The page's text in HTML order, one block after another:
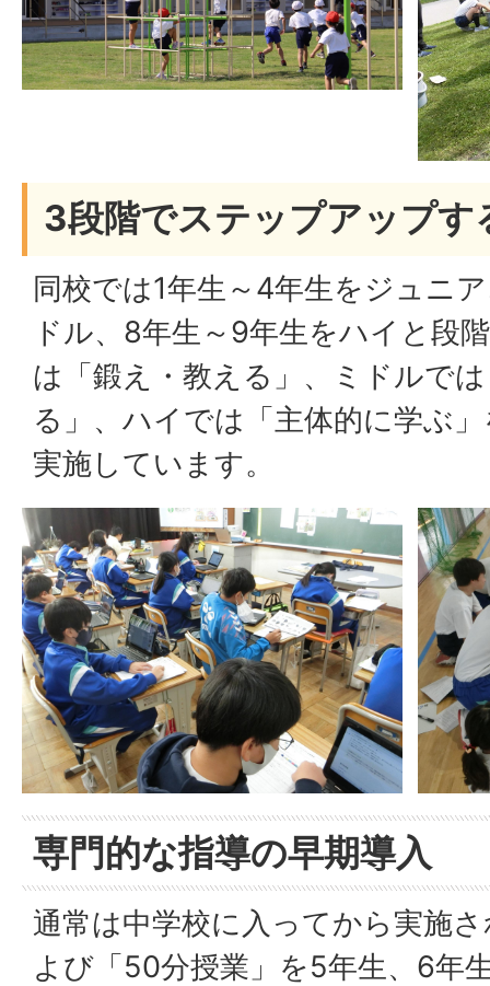
3段階でステップアップす
同校では1年生～4年生をジュニ
ドル、8年生～9年生をハイと段
は「鍛え・教える」、ミドルで
る」、ハイでは「主体的に学ぶ
実施しています。
専門的な指導の早期導入
通常は中学校に入ってから実施
よび「50分授業」を5年生、6年